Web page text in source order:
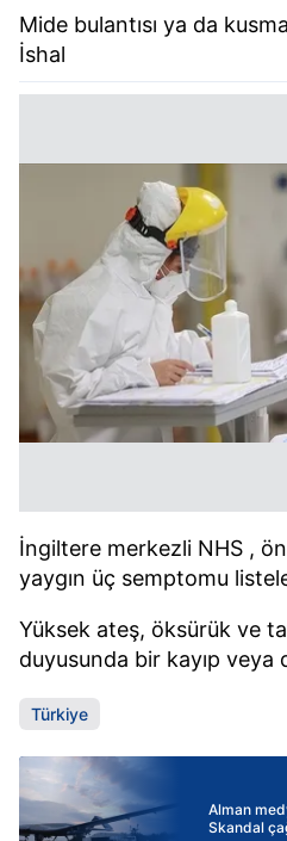
Mide bulantısı ya da kusma
İshal
İngiltere merkezli NHS ,
yaygın üç semptomu
Yüksek ateş, öksürük ve
duyusunda bir kayıp veya
Türkiye
Alman
Skandal